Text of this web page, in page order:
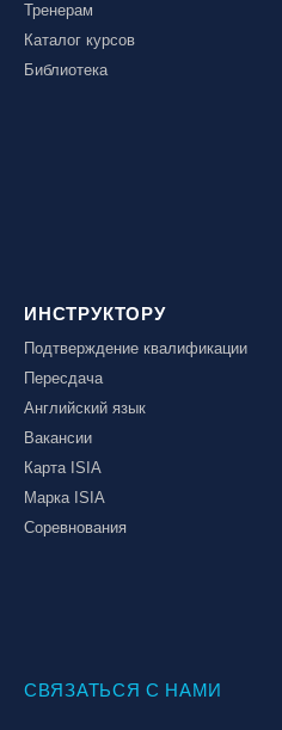
Тренерам
Каталог курсов
Библиотека
ИНСТРУКТОРУ
Подтверждение квалификации
Пересдача
Английский язык
Вакансии
Карта ISIA
Марка ISIA
Соревнования
СВЯЗАТЬСЯ С НАМИ